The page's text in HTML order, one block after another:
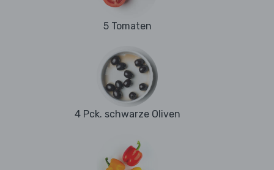
5 Tomaten
4 Pck. schwarze Oliven